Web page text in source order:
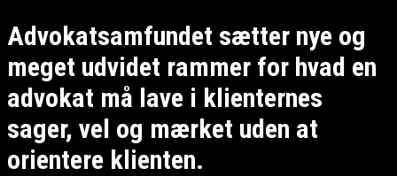
Advokatsamfundet sætter nye og
meget udvidet rammer for hvad en
advokat må lave i klienternes
sager, vel og mærket uden at
orientere klienten.